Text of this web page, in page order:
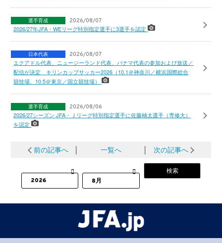
選手育成 2026/08/07
2026/27年JFA・WEリーグ特別指定選手に3選手を認定
日本代表 2026/08/07
エクアドル代表、ニュージーランド代表、パナマ代表の参加および放送／
配信が決定 キリンカップサッカー2026（10.1＠神奈川／横浜国際総合
競技場、10.5＠東京／国立競技場）
選手育成 2026/08/06
2026/27シーズン JFA・Ｊリーグ特別指定選手に佐藤柚太選手（専修大）
を認定
前の記事へ 一覧へ 次の記事へ